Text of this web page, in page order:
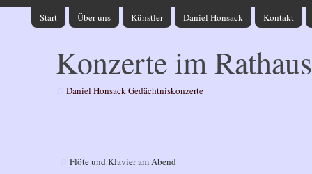
Start Über uns Künstler Daniel Honsack Kontakt
Konzerte im Rathaus
Daniel Honsack Gedächtniskonzerte
Flöte und Klavier am Abend